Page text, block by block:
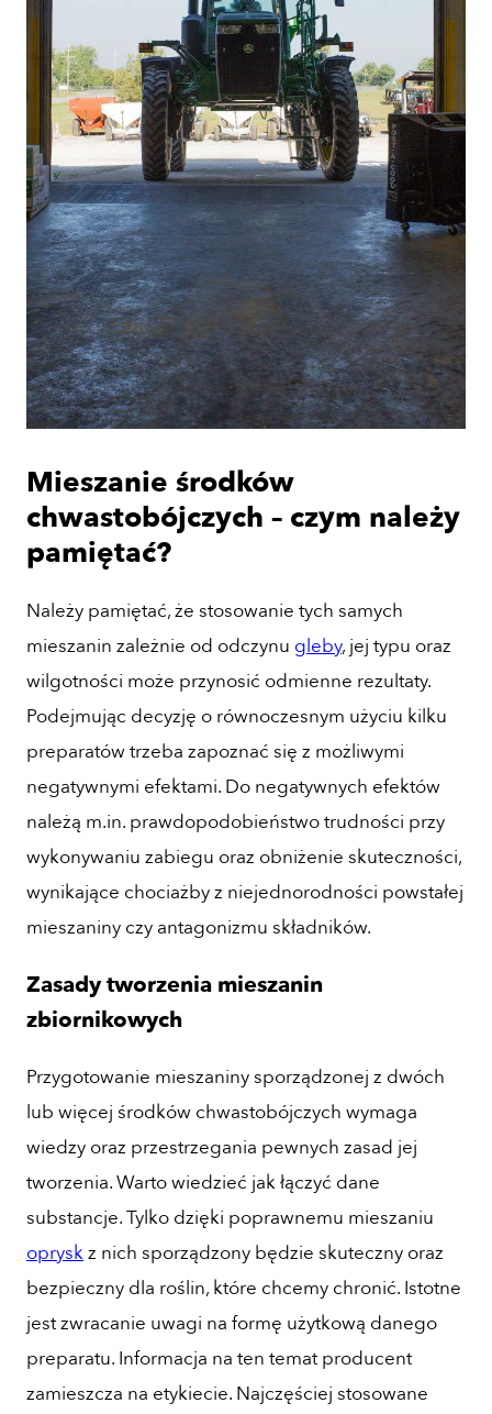
Mieszanie środków
chwastobójczych – czym należy
pamiętać?
Należy pamiętać, że stosowanie tych samych
mieszanin zależnie od odczynu gleby, jej typu oraz
wilgotności może przynosić odmienne rezultaty.
Podejmując decyzję o równoczesnym użyciu kilku
preparatów trzeba zapoznać się z możliwymi
negatywnymi efektami. Do negatywnych efektów
należą m.in. prawdopodobieństwo trudności przy
wykonywaniu zabiegu oraz obniżenie skuteczności,
wynikające chociażby z niejednorodności powstałej
mieszaniny czy antagonizmu składników.
Zasady tworzenia mieszanin
zbiornikowych
Przygotowanie mieszaniny sporządzonej z dwóch
lub więcej środków chwastobójczych wymaga
wiedzy oraz przestrzegania pewnych zasad jej
tworzenia. Warto wiedzieć jak łączyć dane
substancje. Tylko dzięki poprawnemu mieszaniu
opryskz nich sporządzony będzie skuteczny oraz
bezpieczny dla roślin, które chcemy chronić. Istotne
jest zwracanie uwagi na formę użytkową danego
preparatu. Informacja na ten temat producent
zamieszcza na etykiecie. Najczęściej stosowane